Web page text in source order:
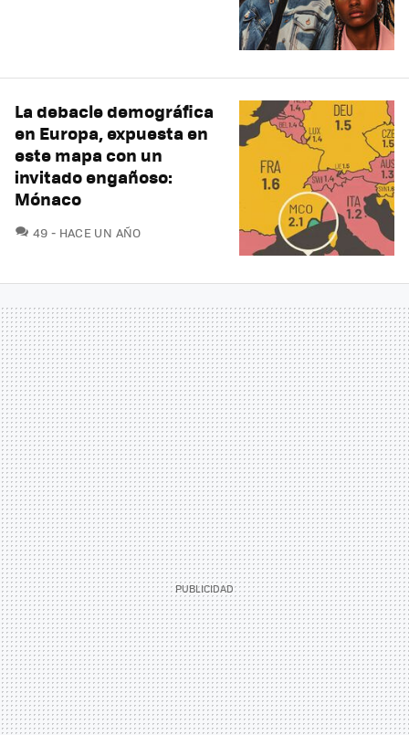
La debacle demográfica
en Europa, expuesta en
este mapa con un
invitado engañoso:
Mónaco
49 COMENTARIOS
HACE UN AÑO